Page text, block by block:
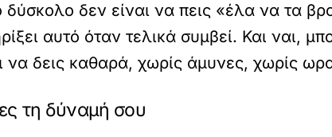
δύσκολο δεν είναι να πεις «έλα να τα
αυτό όταν τελικά συμβεί. Και ναι,
να δεις καθαρά, χωρίς άμυνες, χωρίς
τη δύναμή σου